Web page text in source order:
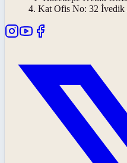
4. Kat Ofis No: 32